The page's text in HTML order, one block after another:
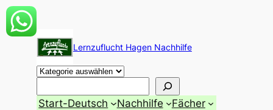
Zum
Inhalt
springen
Lernzuflucht Hagen Nachhilfe
Start-Deutsch Nachhilfe
Fächer